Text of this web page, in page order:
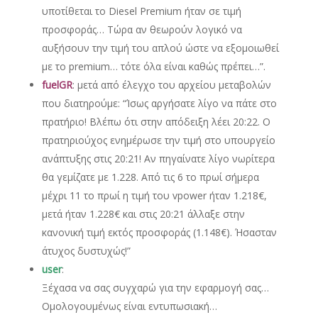
υποτίθεται το Diesel Premium ήταν σε τιμή
προσφοράς… Τώρα αν θεωρούν λογικό να
αυξήσουν την τιμή του απλού ώστε να εξομοιωθεί
με το premium… τότε όλα είναι καθώς πρέπει…”.
fuelGR: μετά από έλεγχο του αρχείου μεταβολών
που διατηρούμε: “Ίσως αργήσατε λίγο να πάτε στο
πρατήριο! Βλέπω ότι στην απόδειξη λέει 20:22. Ο
πρατηριούχος ενημέρωσε την τιμή στο υπουργείο
ανάπτυξης στις 20:21! Αν πηγαίνατε λίγο νωρίτερα
θα γεμίζατε με 1.228. Από τις 6 το πρωί σήμερα
μέχρι 11 το πρωί η τιμή του vpower ήταν 1.218€,
μετά ήταν 1.228€ και στις 20:21 άλλαξε στην
κανονική τιμή εκτός προσφοράς (1.148€). Ήσασταν
άτυχος δυστυχώς!”
user:
Ξέχασα να σας συγχαρώ για την εφαρμογή σας…
Ομολογουμένως είναι εντυπωσιακή…